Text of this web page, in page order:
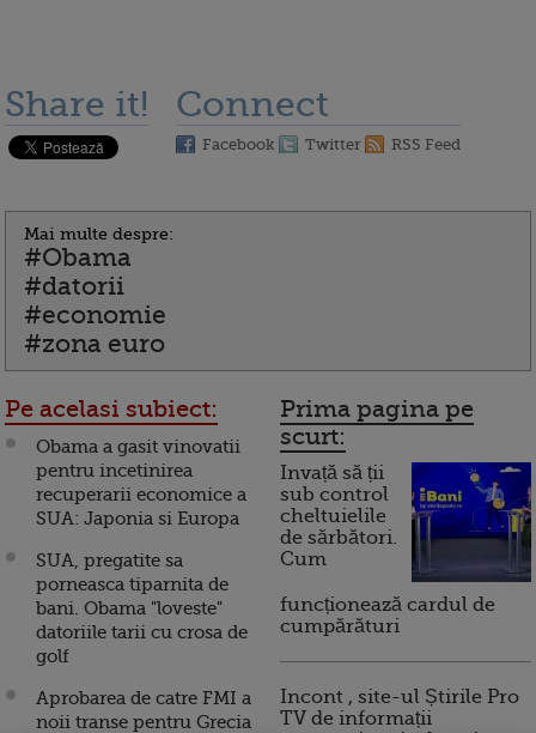
Share it! Connect
Facebook Twitter RSS Feed
Mai multe despre:
#Obama
#datorii
#economie
#zona euro
Pe acelasi subiect:
Obama a gasit vinovatii
pentru incetinirea
recuperarii economice a
SUA: Japonia si Europa
SUA, pregatite sa
porneasca tiparnita de
bani. Obama "loveste"
datoriile tarii cu crosa de
golf
Aprobarea de catre FMI a
noii transe pentru Grecia
Prima pagina pe
scurt:
Invață să ții
sub control
cheltuielile
de sărbători.
Cum
funcționează cardul de
cumpărături
Incont , site-ul Știrile Pro
TV de informații